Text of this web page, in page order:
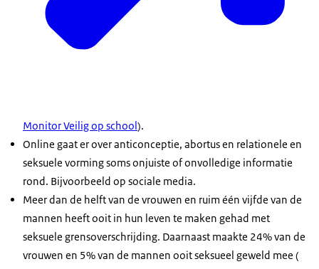
Monitor Veilig op school).
Online gaat er over anticonceptie, abortus en relationele en
seksuele vorming soms onjuiste of onvolledige informatie
rond. Bijvoorbeeld op sociale media.
Meer dan de helft van de vrouwen en ruim één vijfde van de
mannen heeft ooit in hun leven te maken gehad met
seksuele grensoverschrijding. Daarnaast maakte 24% van de
vrouwen en 5% van de mannen ooit seksueel geweld mee (